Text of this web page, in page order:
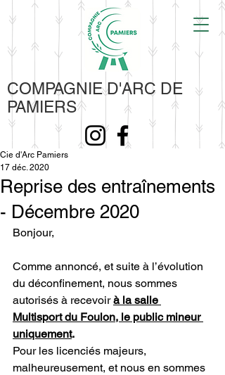
COMPAGNIE D'ARC DE
PAMIERS
Reprise des entraînements
- Décembre 2020
Cie d'Arc Pamiers
17 déc. 2020
Bonjour,
Comme annoncé, et suite à l’évolution
du déconfinement, nous sommes
autorisés à recevoir à la salle
Multisport du Foulon, le public mineur
uniquement.
Pour les licenciés majeurs,
malheureusement, et nous en sommes